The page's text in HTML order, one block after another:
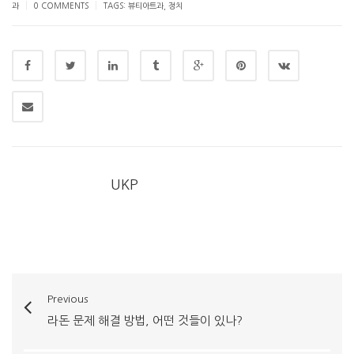
과 0 COMMENTS TAGS: 뷰티아트과 정치
UKP
Previous
라돈 문제 해결 방법, 어떤 것들이 있나?